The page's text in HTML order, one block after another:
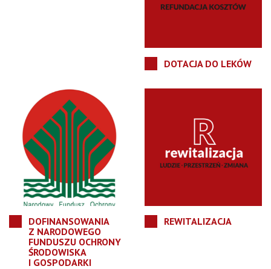
DOTACJA DO LEKÓW
DOFINANSOWANIA
Z NARODOWEGO
FUNDUSZU OCHRONY
ŚRODOWISKA
I GOSPODARKI
REWITALIZACJA